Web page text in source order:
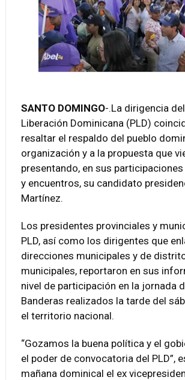
SANTO DOMINGO-.La dirigencia
Liberación Dominicana (PLD)
resaltar el respaldo del pueblo
organización y a la propuesta que
presentando, en sus
y encuentros, su candidato
Martínez.
Los presidentes provinciales y
PLD, así como los dirigentes que
direcciones municipales y de
municipales, reportaron en sus
nivel de participación en la jornada
Banderas realizados la tarde del
el territorio nacional.
“Gozamos la buena política y el
el poder de convocatoria del PLD”,
mañana dominical el ex